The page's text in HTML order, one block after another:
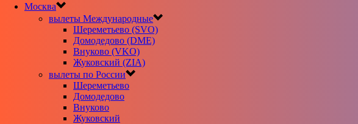
Москва
вылеты Международные
Шереметьево (SVO)
Домодедово (DME)
Внуково (VKO)
Жуковский (ZIA)
вылеты по России
Шереметьево
Домодедово
Внуково
Жуковский